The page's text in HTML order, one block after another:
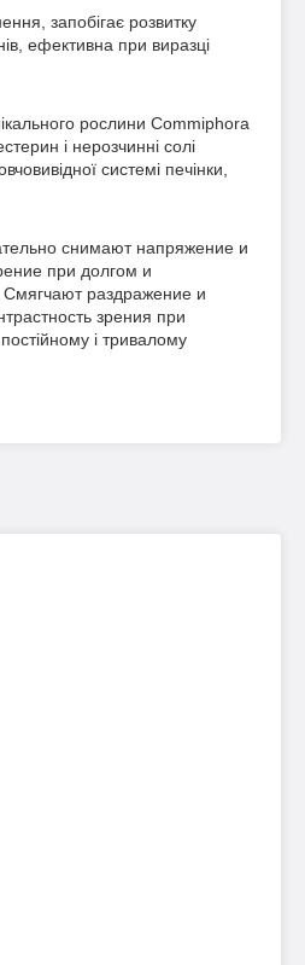
запобігає розвитку
ефективна при виразці
рослини Commiphora
і нерозчинні солі
системі печінки,
снимают напряжение и
при долгом и
Смягчают раздражение и
зрения при
і тривалому